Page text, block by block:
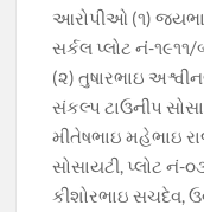
આરોપીઓ (૧)
સર્કલ પ્લોટ નં-૧૯૧૧/
(૨) તુષારભાઇ
સંકલ્પ ટાઉનીપ
મીતેષભાઇ મહેભાઇ
સોસાયટી, પ્લોટ નં-
કીશોરભાઇ સચદેવ,